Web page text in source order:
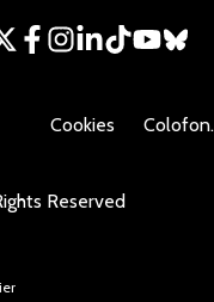
Cookies Colofon.
Reserved